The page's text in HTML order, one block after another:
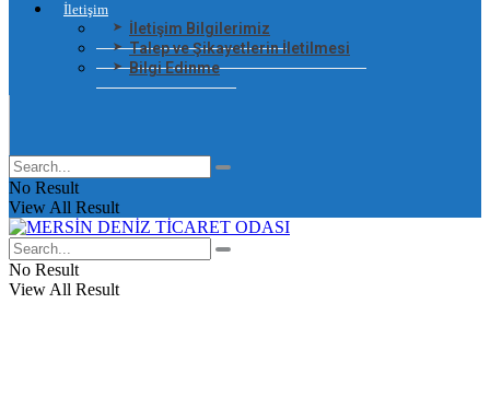
İletişim
İletişim Bilgilerimiz
Talep ve Şikayetlerin İletilmesi
Bilgi Edinme
No Result
View All Result
No Result
View All Result